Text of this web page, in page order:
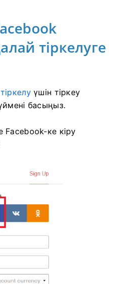
тіркелуге
үшін тіркеу
басыңыз.
ке кіру